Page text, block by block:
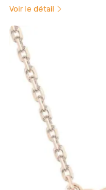
Voir le détail